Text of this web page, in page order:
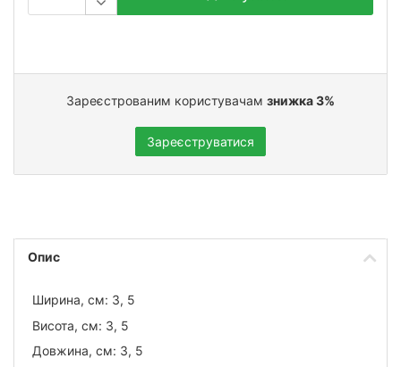
Зареєстрованим користувачам знижка 3%
Зареєструватися
Опис
Ширина, см: 3, 5
Висота, см: 3, 5
Довжина, см: 3, 5